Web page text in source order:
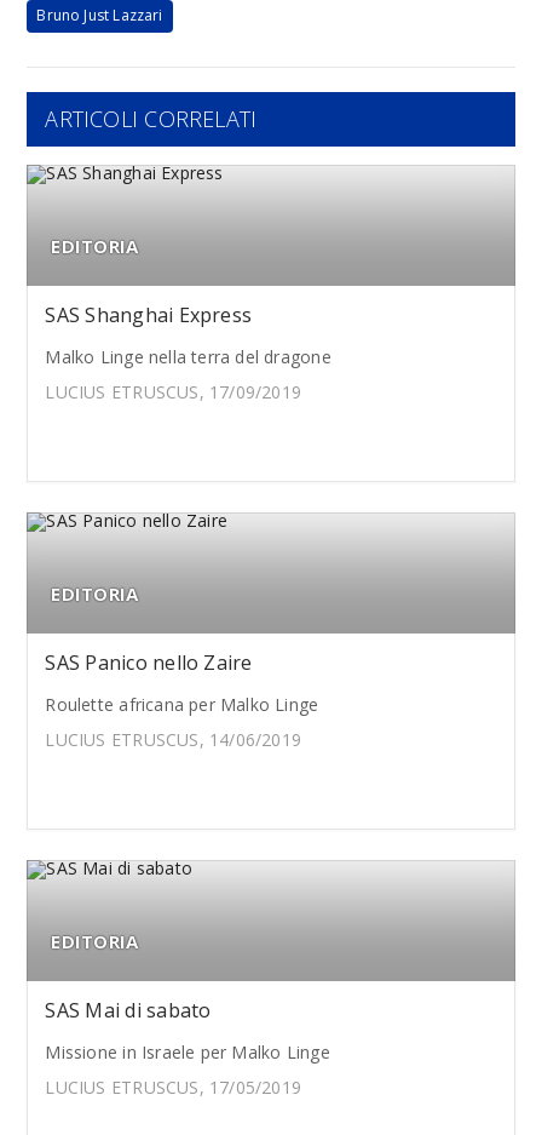
Bruno Just Lazzari
ARTICOLI CORRELATI
EDITORIA
SAS Shanghai Express
Malko Linge nella terra del dragone
LUCIUS ETRUSCUS, 17/09/2019
EDITORIA
SAS Panico nello Zaire
Roulette africana per Malko Linge
LUCIUS ETRUSCUS, 14/06/2019
EDITORIA
SAS Mai di sabato
Missione in Israele per Malko Linge
LUCIUS ETRUSCUS, 17/05/2019